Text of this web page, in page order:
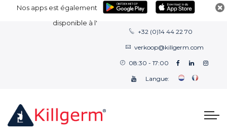
Nos apps est également
disponible à l'
+32 (0)14 44 22 70
verkoop@killgerm.com
08:30 - 17:00
Langue: